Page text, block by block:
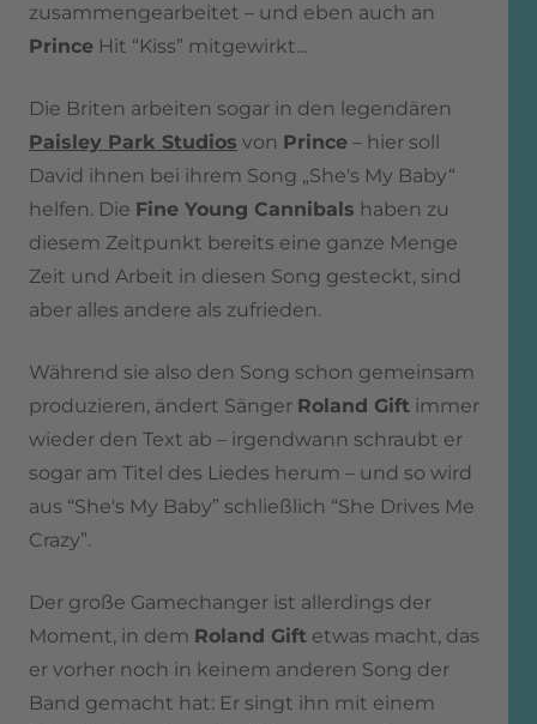
zusammengearbeitet – und eben auch an
Prince Hit “Kiss” mitgewirkt...
Die Briten arbeiten sogar in den legendären
Paisley Park Studios von Prince – hier soll
David ihnen bei ihrem Song „She's My Baby“
helfen. Die Fine Young Cannibals haben zu
diesem Zeitpunkt bereits eine ganze Menge
Zeit und Arbeit in diesen Song gesteckt, sind
aber alles andere als zufrieden.
Während sie also den Song schon gemeinsam
produzieren, ändert Sänger Roland Gift immer
wieder den Text ab – irgendwann schraubt er
sogar am Titel des Liedes herum – und so wird
aus “She's My Baby” schließlich “She Drives Me
Crazy”.
Der große Gamechanger ist allerdings der
Moment, in dem Roland Gift etwas macht, das
er vorher noch in keinem anderen Song der
Band gemacht hat: Er singt ihn mit einem